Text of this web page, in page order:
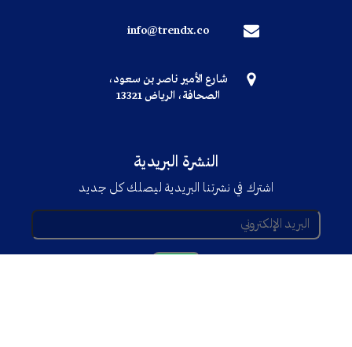
info@trendx.co
شارع الأمير ناصر بن سعود،
الصحافة، الرياض 13321
النشرة البريدية
اشترك في نشرتنا البريدية ليصلك كل جديد